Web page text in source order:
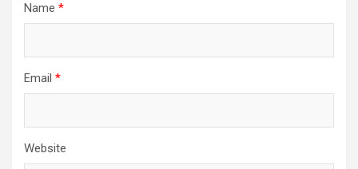
Name *
Email *
Website